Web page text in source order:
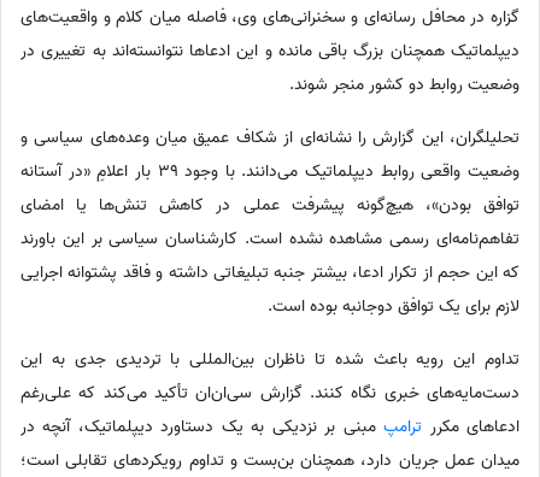
گزاره در محافل رسانه‌ای و سخنرانی‌های وی، فاصله میان کلام و واقعیت‌های
دیپلماتیک همچنان بزرگ باقی مانده و این ادعاها نتوانسته‌اند به تغییری در
وضعیت روابط دو کشور منجر شوند.
تحلیلگران، این گزارش را نشانه‌ای از شکاف عمیق میان وعده‌های سیاسی و
وضعیت واقعی روابط دیپلماتیک می‌دانند. با وجود 39 بار اعلامِ «در آستانه
توافق بودن»، هیچ‌گونه پیشرفت عملی در کاهش تنش‌ها یا امضای
تفاهم‌نامه‌ای رسمی مشاهده نشده است. کارشناسان سیاسی بر این باورند
که این حجم از تکرار ادعا، بیشتر جنبه تبلیغاتی داشته و فاقد پشتوانه اجرایی
لازم برای یک توافق دوجانبه بوده است.
تداوم این رویه باعث شده تا ناظران بین‌المللی با تردیدی جدی به این
دست‌مایه‌های خبری نگاه کنند. گزارش سی‌ان‌ان تأکید می‌کند که علی‌رغم
ادعاهای مکرر ترامپمبنی بر نزدیکی به یک دستاورد دیپلماتیک، آنچه در
میدان عمل جریان دارد، همچنان بن‌بست و تداوم رویکردهای تقابلی است؛